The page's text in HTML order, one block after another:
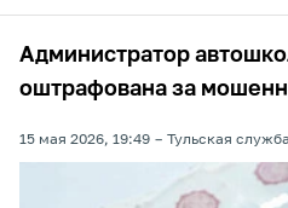
Администратор
оштрафована за
15 мая 2026, 19:49 Тульская